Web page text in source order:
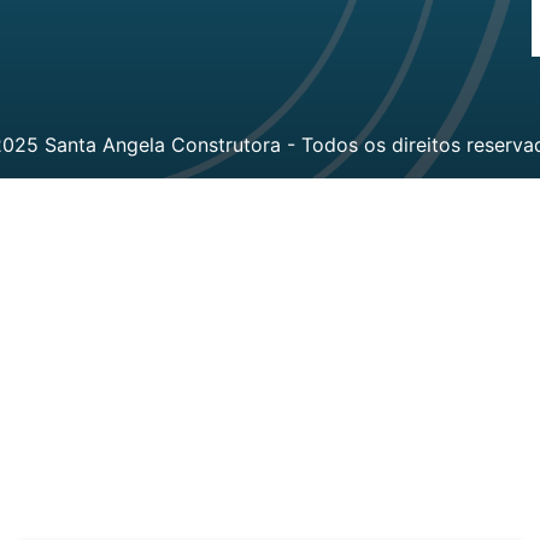
Santa Angela Construtora - Todos os direitos